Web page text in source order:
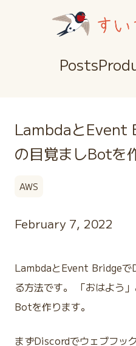
Posts
LambdaとEvent
の目覚ましBotを
AWS
February 7, 2022
LambdaとEvent Bridge
る方法です。 「おはよう
Botを作ります。
まずDiscordでウェブフッ